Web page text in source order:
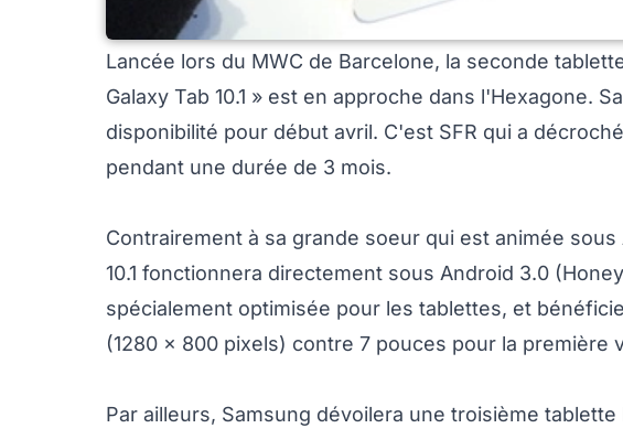
Lancée lors du MWC de Barcelone, la seconde
Galaxy Tab 10.1 » est en approche dans l'Hexagone.
disponibilité pour début avril. C'est SFR qui a
pendant une durée de 3 mois.
Contrairement à sa grande soeur qui est animée sous
10.1 fonctionnera directement sous Android 3.0
spécialement optimisée pour les tablettes, et
(1280 x 800 pixels) contre 7 pouces pour la première
Par ailleurs, Samsung dévoilera une troisième